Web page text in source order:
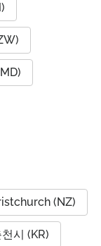
(NZ)
시 (KR)